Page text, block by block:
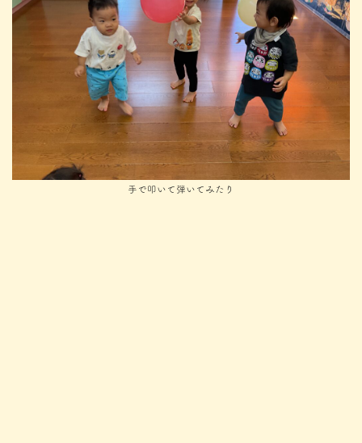
手で叩いて弾いてみたり